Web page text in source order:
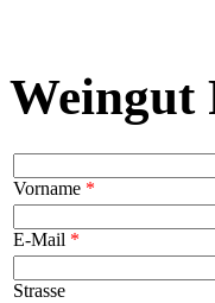
Weingut
Vorname *
E-Mail *
Strasse